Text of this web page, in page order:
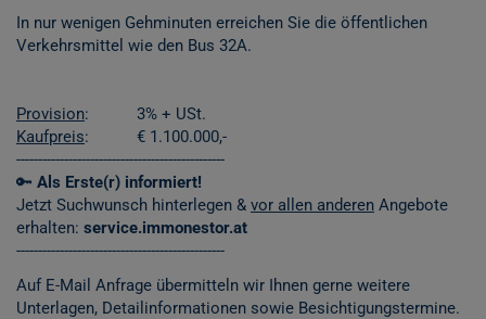
In nur wenigen Gehminuten erreichen Sie die öffentlichen
Verkehrsmittel wie den Bus 32A.
Provision: 3% + USt.
Kaufpreis: € 1.100.000,-
------------------------------------------------
🔑 Als Erste(r) informiert!
Jetzt Suchwunsch hinterlegen & vor allen anderen Angebote
erhalten: service.immonestor.at
------------------------------------------------
Auf E-Mail Anfrage übermitteln wir Ihnen gerne weitere
Unterlagen, Detailinformationen sowie Besichtigungstermine.